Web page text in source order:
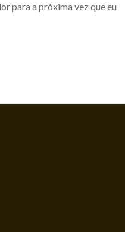
para a próxima vez que eu